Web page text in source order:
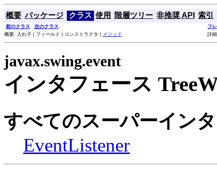
概要 パッケージ クラス 使用 階層ツリー 非推奨 API 索引
前のクラス 次のクラス
フ
概要: 入れ子 | フィールド | コンストラクタ |
メソッド 詳
javax.swing.event
インタフェース
すべてのスーパーイン
EventListener